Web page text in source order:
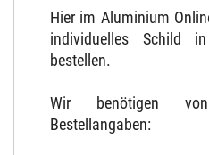
Hier im Aluminium
individuelles Schild
bestellen.
Wir benötigen
Bestellangaben: